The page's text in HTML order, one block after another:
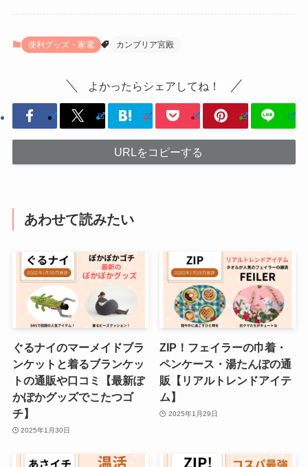
便利グッズ・家電 カンブリア宮殿
よかったらシェアしてね！
URLをコピーする
あわせて読みたい
ぐるナイのマーメイドブラ
ンケットと着るブランケッ
トの通販や口コミ【最新ぽ
かぽかグッズでこたつゴ
チ】
2025年1月30日
ZIP！フェイラーの巾着・
ペンケース・湯たんぽの通
販【リアルトレンドアイテ
ム】
2025年1月29日